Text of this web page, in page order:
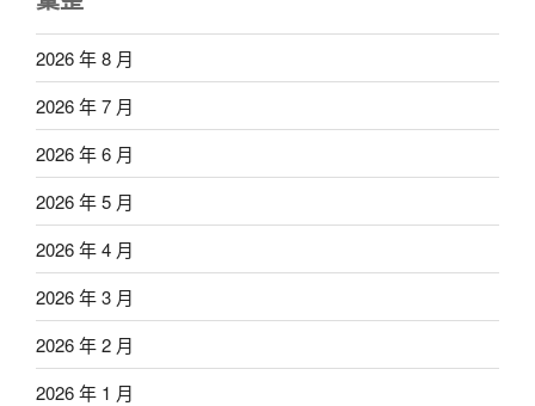
2026 年 8 月
2026 年 7 月
2026 年 6 月
2026 年 5 月
2026 年 4 月
2026 年 3 月
2026 年 2 月
2026 年 1 月